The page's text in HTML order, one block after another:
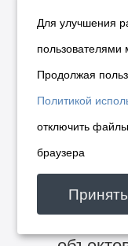
Для улучшения
Продолжая
Политикой
отключить
браузера
Принять